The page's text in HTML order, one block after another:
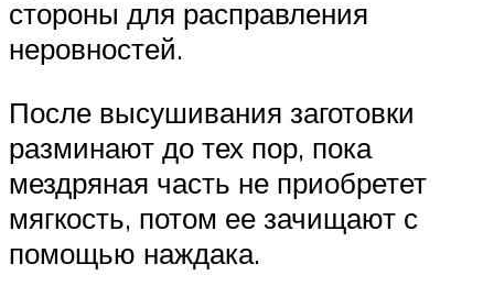
стороны для расправления
неровностей.
После высушивания заготовки
разминают до тех пор, пока
мездряная часть не приобретет
мягкость, потом ее зачищают с
помощью наждака.